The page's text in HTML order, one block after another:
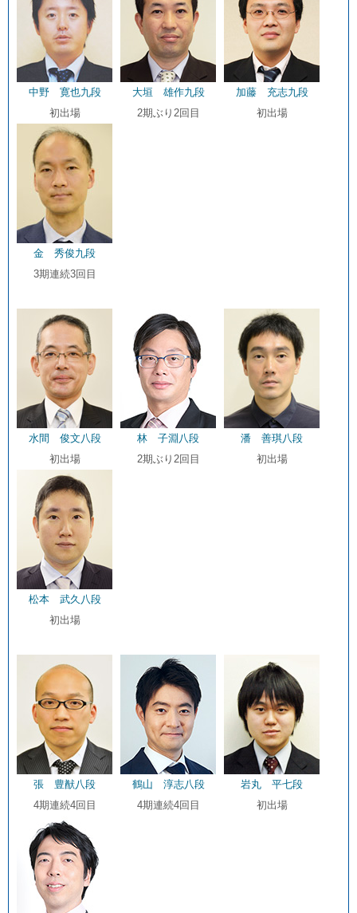
中野 寛也九段
初出場
大垣 雄作九段
2期ぶり2回目
加藤 充志九段
初出場
金 秀俊九段
3期連続3回目
水間 俊文八段
初出場
林 子淵八段
2期ぶり2回目
潘 善琪八段
初出場
松本 武久八段
初出場
張 豊猷八段
4期連続4回目
鶴山 淳志八段
4期連続4回目
岩丸 平七段
初出場